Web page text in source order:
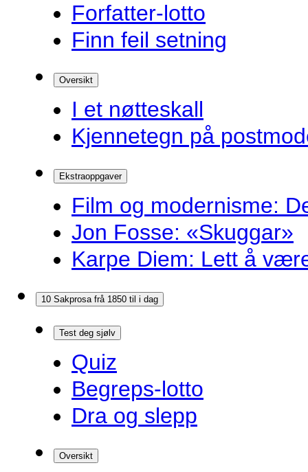
Forfatter-lotto
Finn feil setning
Oversikt
I et nøtteskall
Kjennetegn på
Ekstraoppgaver
Film og modernisme:
Jon Fosse: «Skuggar»
Karpe Diem: Lett å
10 Sakprosa frå 1850 til i dag
Test deg sjølv
Quiz
Begreps-lotto
Dra og slepp
Oversikt